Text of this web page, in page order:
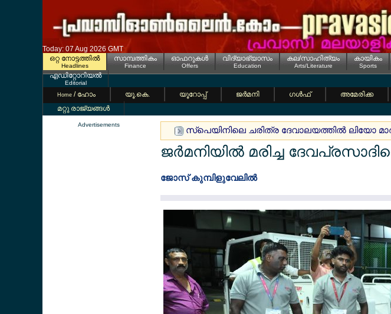
Today: 07 Aug 2026 GMT
ഒറ്റ നോട്ടത്തില്‍
Headlines
സാമ്പത്തികം
Finance
ഓഫറുകള്‍
Offers
വിദ്യാഭ്യാസം
Education
കല/സാഹിത്യം
Arts/Literature
കായികം
Sports
എഡിറ്റോറിയല്‍
Editorial
Home / ഹോം യൂ.കെ. യൂറോപ്പ് ജര്‍മനി ഗള്‍ഫ് അമേരിക്ക
മറ്റു രാജ്യങ്ങള്‍
Advertisements
സ്പെയിനിലെ ചരിത്ര ദേവാലയത്തില്‍ ലിയോ
ജര്‍മനിയില്‍ മരിച്ച
ജോസ് കുമ്പിളുവേലില്‍